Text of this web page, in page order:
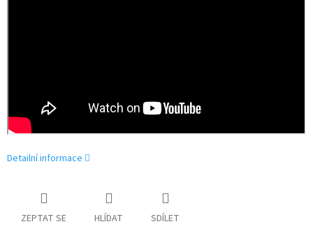
Detailní informace
ZEPTAT SE HLÍDAT SDÍLET